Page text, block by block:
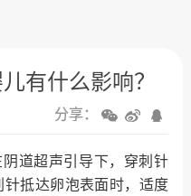
有什么影响？
分享：
道超声引导下，穿刺针
抵达卵泡表面时，适度